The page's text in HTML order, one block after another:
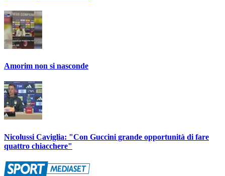
Amorim non si nasconde
Nicolussi Caviglia: "Con Guccini grande opportunità di fare
quattro chiacchere"